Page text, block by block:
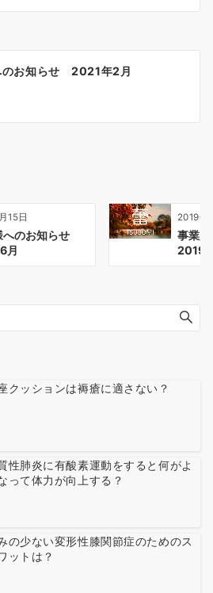
のお知らせ 2021年2月
15日
へのお知らせ
月
2019年
事業
2019
クッションは褥瘡に適さない？
性肺炎に有酸素運動をすると何がよ
って体力が向上する？
の少ない変形性膝関節症のためのス
ットは？